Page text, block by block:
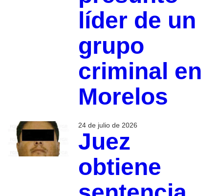
líder de un
grupo
criminal en
Morelos
24 de julio de 2026
Juez
obtiene